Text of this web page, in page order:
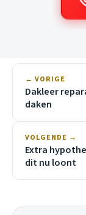
← VORIGE
Dakleer
daken
VOLGENDE →
Extra
dit nu loont